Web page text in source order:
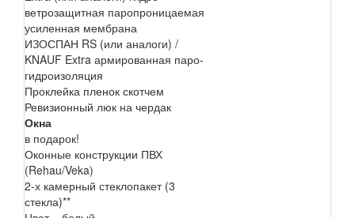
ветрозащитная паропроницаемая
усиленная мембрана
ИЗОСПАН RS (или аналоги) /
KNAUF Extra армированная паро-
гидроизоляция
Проклейка пленок скотчем
Ревизионный люк на чердак
Окна
в подарок!
Оконные конструкции ПВХ
(Rehau/Veka)
2-х камерный стеклопакет (3
стекла)**